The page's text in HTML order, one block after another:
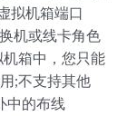
拟机箱端口
机或线卡角色
箱中，您只能
;不支持其他
中的布线